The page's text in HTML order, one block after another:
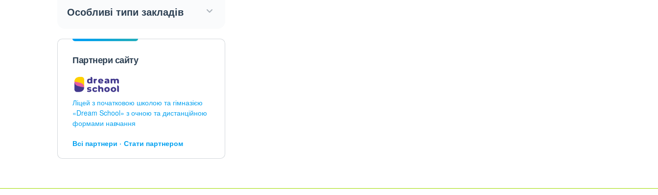
Особливі типи закладів
Партнери сайту
Ліцей з початковою школою та гімназією
«Dream School» з очною та дистанційною
формами навчання
Всі партнери Стати партнером